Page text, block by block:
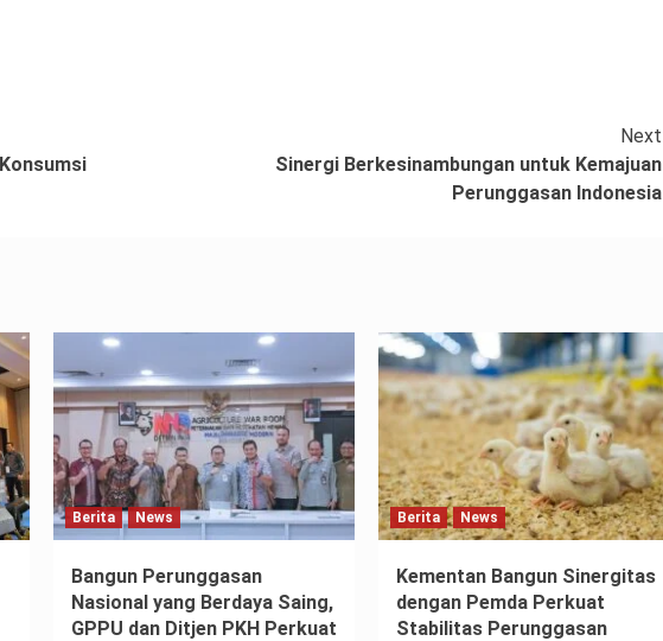
Next
Sinergi Berkesinambungan untuk Kemajuan
Perunggasan Indonesia
Berita News
Bangun Perunggasan
Nasional yang Berdaya Saing,
GPPU dan Ditjen PKH Perkuat
Berita News
Kementan Bangun Sinergitas
dengan Pemda Perkuat
Stabilitas Perunggasan